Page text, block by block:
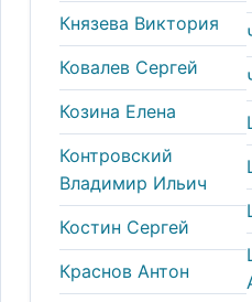
Князева Виктория
Ковалев Сергей
Козина Елена
Контровский
Владимир Ильич
Костин Сергей
Краснов Антон